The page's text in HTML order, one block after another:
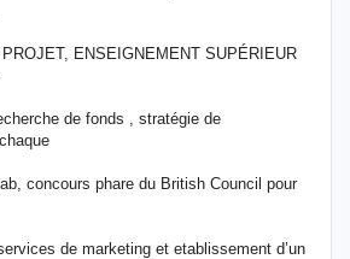
ENSEIGNEMENT SUPÉRIEUR
de fonds , stratégie de
concours phare du British Council pour
de marketing et etablissement d’un